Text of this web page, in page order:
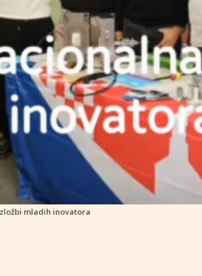
mladih inovatora